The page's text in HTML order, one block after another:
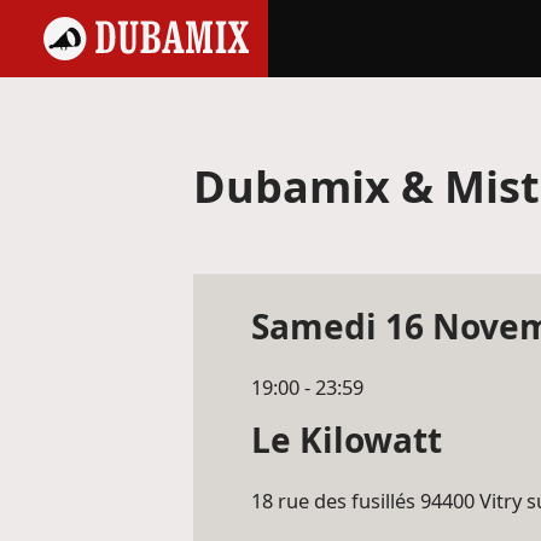
Dubamix &
Samedi 16
19:00 - 23:59
Le Kilowatt
18 rue des fusillés 94400Vitry